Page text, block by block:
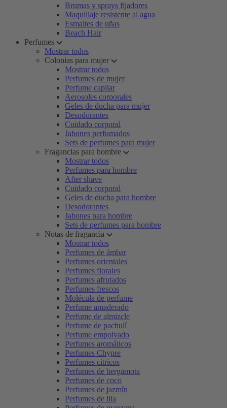
Brumas y sprays fijadores
Maquillaje resistente al agua
Esmaltes de uñas
Beach Hair
Perfumes
Mostrar todos
Colonias para mujer
Mostrar todos
Perfumes de mujer
Perfume capilar
Aerosoles corporales
Geles de ducha para mujer
Desodorantes
Cuidado corporal
Jabones perfumados
Sets de perfumes para mujer
Fragancias para hombre
Mostrar todos
Perfumes para hombre
After shave
Cuidado corporal
Geles de ducha para hombre
Desodorantes
Jabones para hombre
Sets de perfumes para hombre
Notas de fragancia
Mostrar todos
Perfumes de ámbar
Perfumes orientales
Perfumes florales
Perfumes afrutados
Perfumes frescos
Molécula de perfume
Perfume amaderado
Perfume de almizcle
Perfume de pachulí
Perfume empolvado
Perfumes aromáticos
Perfumes Chypre
Perfumes citricos
Perfumes de bergamota
Perfumes de coco
Perfumes de jazmín
Perfumes de lila